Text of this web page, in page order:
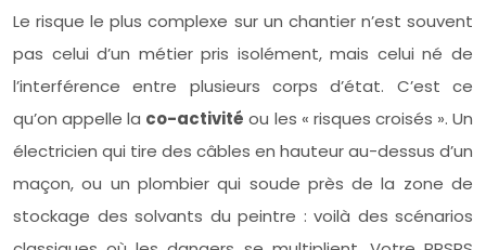
Le risque le plus complexe sur un chantier n’est souvent
pas celui d’un métier pris isolément, mais celui né de
l’interférence entre plusieurs corps d’état. C’est ce
qu’on appelle la co-activité ou les « risques croisés ». Un
électricien qui tire des câbles en hauteur au-dessus d’un
maçon, ou un plombier qui soude près de la zone de
stockage des solvants du peintre : voilà des scénarios